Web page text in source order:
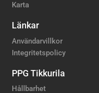
Karta
Länkar
Användarvillkor
Integritetspolicy
PPG Tikkurila
Hållbarhet